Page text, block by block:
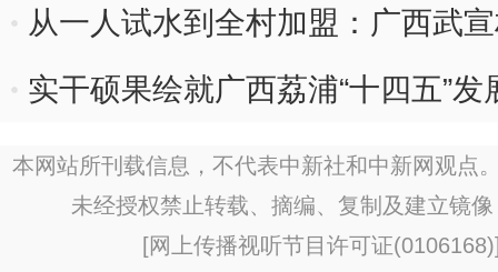
从一人试水到全村加盟：广西武宣
实干硕果绘就广西荔浦“十四五”发
本网站所刊载信息，不代表中新社和中新网观点
未经授权禁止转载、摘编、复制及建立镜
[网上传播视听节目许可证(0106168)